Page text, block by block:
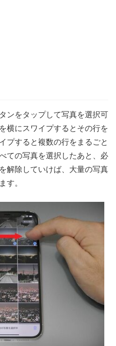
ンをタップして写真を選択可
横にスワイプするとその行を
プすると複数の行をまるごと
ての写真を選択したあと、必
解除していけば、大量の写真
す。